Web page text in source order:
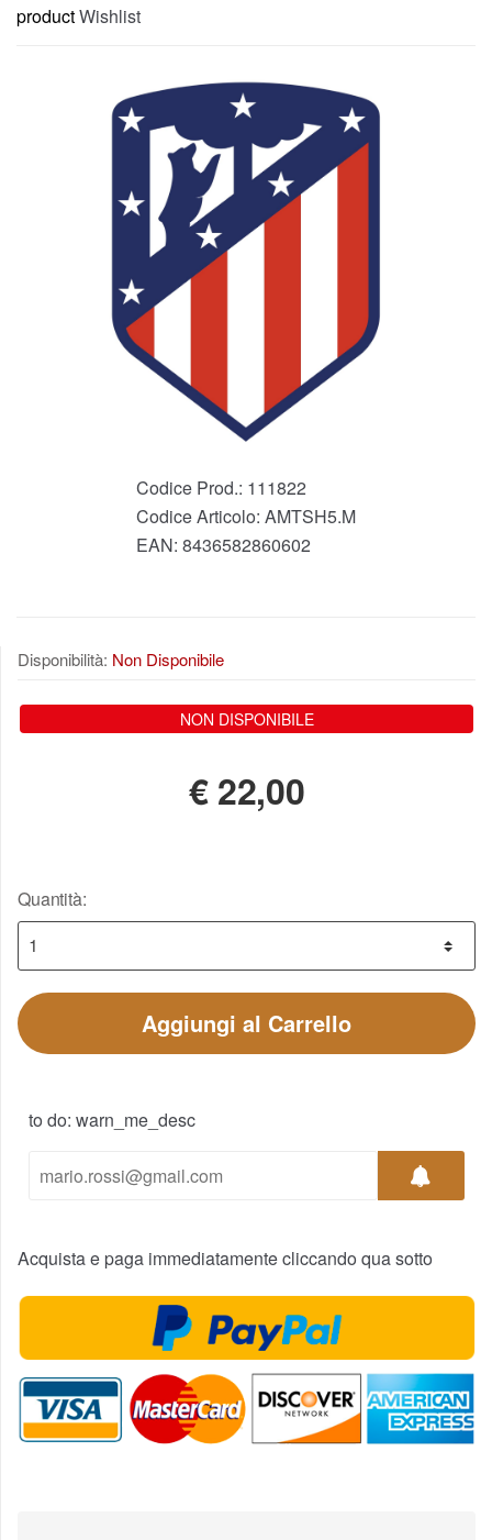
productWishlist
Codice Prod.: 111822
Codice Articolo: AMTSH5.M
EAN: 8436582860602
Disponibilità: Non Disponibile
NON DISPONIBILE
€22,00
Quantità:
Aggiungi al Carrello
to do: warn_me_desc
Acquista e paga immediatamente cliccando qua sotto